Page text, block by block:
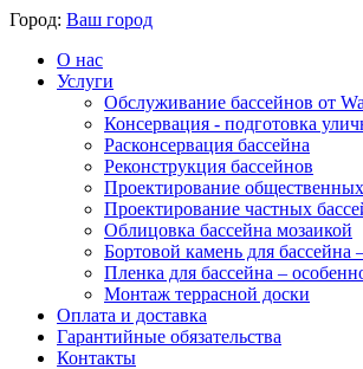
Город: Ваш город
О нас
Услуги
Обслуживание бассейнов от
Консервация - подготовка
Расконсервация бассейна
Реконструкция бассейнов
Проектирование
Проектирование частных
​Облицовка бассейна мозаикой
Бортовой камень для бассейна
Пленка для бассейна –
Монтаж террасной доски
Оплата и доставка
Гарантийные обязательства
Контакты